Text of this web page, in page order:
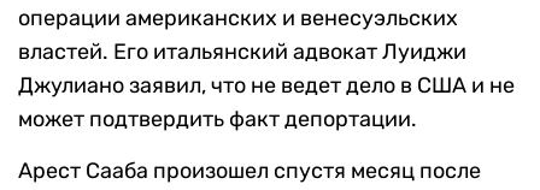
операции американских и венесуэльских
властей. Его итальянский адвокат Луиджи
Джулиано заявил, что не ведет дело в США и не
может подтвердить факт депортации.
Арест Сааба произошел спустя месяц после